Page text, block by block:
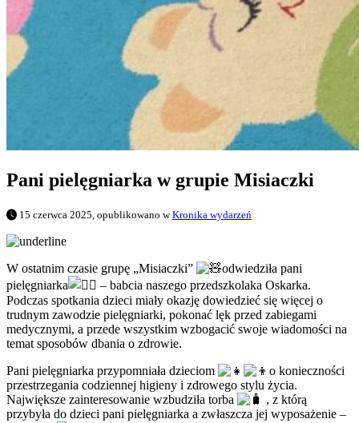
Pani pielęgniarka w grupie Misiaczki
15 czerwca 2025, opublikowano wKronika wydarzeń
W ostatnim czasie grupę „Misiaczki”
odwiedziła pani
pielęgniarka
– babcia naszego przedszkolaka Oskarka.
Podczas spotkania dzieci miały okazję dowiedzieć się więcej o
trudnym zawodzie pielęgniarki, pokonać lęk przed zabiegami
medycznymi, a przede wszystkim wzbogacić swoje wiadomości na
temat sposobów dbania o zdrowie.
Pani pielęgniarka przypomniała dzieciom
o konieczności
przestrzegania codziennej higieny i zdrowego stylu życia.
Największe zainteresowanie wzbudziła torba
, z którą
przybyła do dzieci pani pielęgniarka a zwłaszcza jej wyposażenie –